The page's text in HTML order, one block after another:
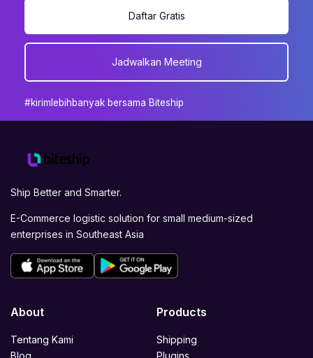
Daftar Gratis
Jadwalkan Meeting
#kirimlebihbanyak bersama Biteship
Ship Better and Smarter.
E-Commerce logistic solution for small medium-sized
enterprises in Southeast Asia
About
Tentang Kami
Blog
Products
Shipping
Plugins